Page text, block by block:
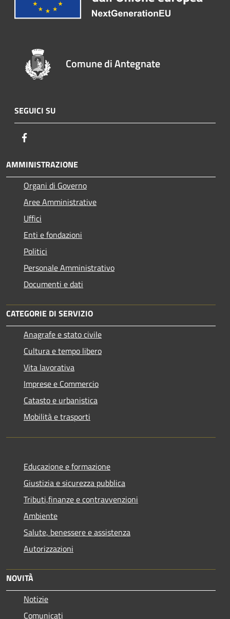
Comune di Antegnate
SEGUICI SU
AMMINISTRAZIONE
Organi di Governo
Aree Amministrative
Uffici
Enti e fondazioni
Politici
Personale Amministrativo
Documenti e dati
CATEGORIE DI SERVIZIO
Anagrafe e stato civile
Cultura e tempo libero
Vita lavorativa
Imprese e Commercio
Catasto e urbanistica
Mobilità e trasporti
Educazione e formazione
Giustizia e sicurezza pubblica
Tributi,finanze e contravvenzioni
Ambiente
Salute, benessere e assistenza
Autorizzazioni
NOVITÀ
Notizie
Comunicati